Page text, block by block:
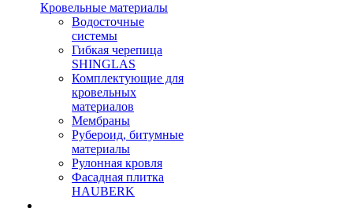
Кровельные материалы
Водосточные
системы
Гибкая черепица
SHINGLAS
Комплектующие для
кровельных
материалов
Мембраны
Рубероид, битумные
материалы
Рулонная кровля
Фасадная плитка
HAUBERK